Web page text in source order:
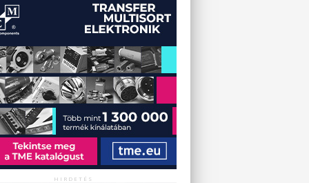
HIRDETÉS